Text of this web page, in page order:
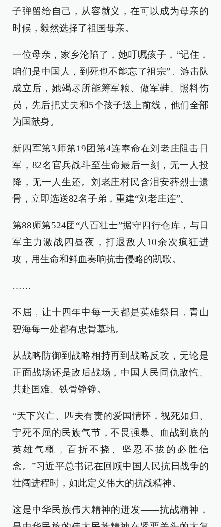
子弹留给自己，从容就义，在可以成为母亲的
时候，毅然选择了祖国母亲。
一位母亲，家乡沦陷了，她叮嘱孩子，“记住，
咱们是中国人，到死也不能忘了祖宗”。游击队
成立后，她竭尽所能筹军粮、做军鞋、照料伤
员，先后把丈夫和5个孩子送上前线，他们全部
为国献身。
新四军第3师第19团第4连奉命在刘老庄阻击日
军，82名官兵战斗至生命最后一刻，无一人投
降，无一人生还。刘老庄村民含泪安葬烈士遗
骨，立即选送82名子弟，重建“刘老庄连”。
第88师第524团“八百壮士”据守四行仓库，与日
军主力激战四昼夜，打退敌人10余次疯狂进
攻，用生命和鲜血奏响抗击侵略的凯歌。
……
不屈，让十四年中每一天都是英雄祭日，青山
碧海每一处都有忠骨墓地。
从战略防御到战略相持再到战略反攻，无论是
正面战场还是敌后战场，中国人民同仇敌忾、
共赴国难、铁骨铮铮。
“天下兴亡、匹夫有责的爱国情怀，视死如归、
宁死不屈的民族气节，不畏强暴、血战到底的
英雄气概，百折不挠、坚忍不拔的必胜信
念。”习近平总书记在回顾中国人民抗日战争的
壮阔进程时，如此定义伟大的抗战精神。
这是中华民族伟大精神的迸发——抗战精神，